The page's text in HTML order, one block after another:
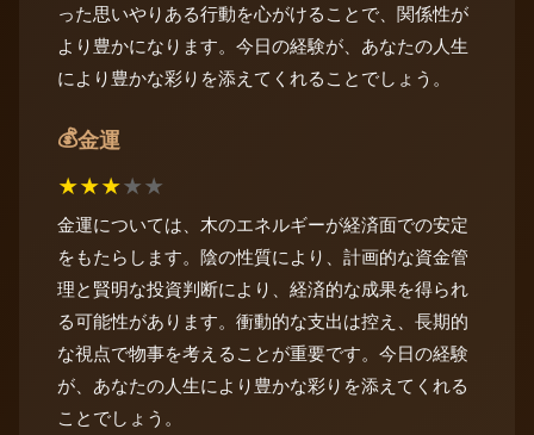
った思いやりある行動を心がけることで、関係性が
より豊かになります。今日の経験が、あなたの人生
により豊かな彩りを添えてくれることでしょう。
💰金運
★★★★★
金運については、木のエネルギーが経済面での安定
をもたらします。陰の性質により、計画的な資金管
理と賢明な投資判断により、経済的な成果を得られ
る可能性があります。衝動的な支出は控え、長期的
な視点で物事を考えることが重要です。今日の経験
が、あなたの人生により豊かな彩りを添えてくれる
ことでしょう。